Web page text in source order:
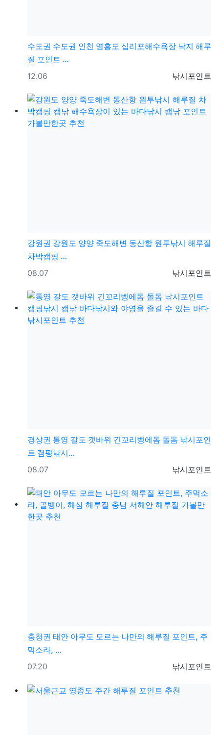
수도권 수도권 인천 영흥도 십리포해수욕장 낙지 해루
질 포인트 …
등록자
낚시포인트
등록일
12.06
강원권 강원도 양양 죽도해변 동산항 원투낚시 해루질
차박캠핑 …
등록자
낚시포인트
등록일
08.07
경상권 통영 갈도 갯바위 긴꼬리벵에돔 돌돔 낚시포인
트 캠핑낚시…
등록자
낚시포인트
등록일
08.07
충청권 태안 아무도 모르는 나만의 해루질 포인트, 주
먹소라, …
등록자
낚시포인트
등록일
07.20